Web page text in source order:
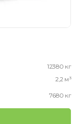
12380 кг
2,2 м³
7680 кг